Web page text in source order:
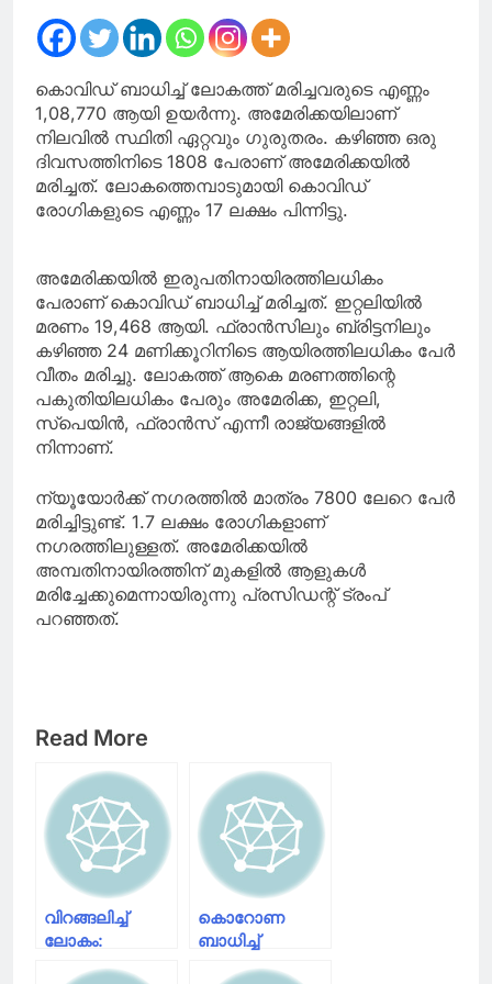
കൊവിഡ് ബാധിച്ച് ലോകത്ത് മരിച്ചവരുടെ എണ്ണം
1,08,770 ആയി ഉയർന്നു. അമേരിക്കയിലാണ്
നിലവിൽ സ്ഥിതി ഏറ്റവും ഗുരുതരം. കഴിഞ്ഞ ഒരു
ദിവസത്തിനിടെ 1808 പേരാണ് അമേരിക്കയിൽ
മരിച്ചത്. ലോകത്തെമ്പാടുമായി കൊവിഡ്
രോഗികളുടെ എണ്ണം 17 ലക്ഷം പിന്നിട്ടു.
അമേരിക്കയിൽ ഇരുപതിനായിരത്തിലധികം
പേരാണ് കൊവിഡ് ബാധിച്ച് മരിച്ചത്. ഇറ്റലിയിൽ
മരണം 19,468 ആയി. ഫ്രാൻസിലും ബ്രിട്ടനിലും
കഴിഞ്ഞ 24 മണിക്കൂറിനിടെ ആയിരത്തിലധികം പേർ
വീതം മരിച്ചു. ലോകത്ത് ആകെ മരണത്തിന്റെ
പകുതിയിലധികം പേരും അമേരിക്ക, ഇറ്റലി,
സ്‌പെയിൻ, ഫ്രാൻസ് എന്നീ രാജ്യങ്ങളിൽ
നിന്നാണ്.
ന്യൂയോർക്ക് നഗരത്തിൽ മാത്രം 7800 ലേറെ പേർ
മരിച്ചിട്ടുണ്ട്. 1.7 ലക്ഷം രോഗികളാണ്
നഗരത്തിലുള്ളത്. അമേരിക്കയിൽ
അമ്പതിനായിരത്തിന് മുകളിൽ ആളുകൾ
മരിച്ചേക്കുമെന്നായിരുന്നു പ്രസിഡന്റ് ട്രംപ്
പറഞ്ഞത്.
Read More
വിറങ്ങലിച്ച്
ലോകം:
കൊറോണയിൽ
കൊറോണ
ബാധിച്ച്
ശ്രീനഗറിൽ ഒരു